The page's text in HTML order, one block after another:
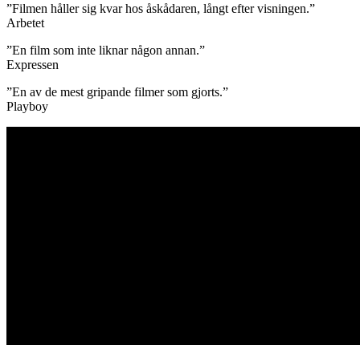
”Filmen håller sig kvar hos åskådaren, långt efter visningen.”
Arbetet
”En film som inte liknar någon annan.”
Expressen
”En av de mest gripande filmer som gjorts.”
Playboy